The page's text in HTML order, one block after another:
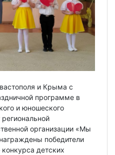
и Крыма с
программе в
и юношеского
организации «Мы
победители
детских